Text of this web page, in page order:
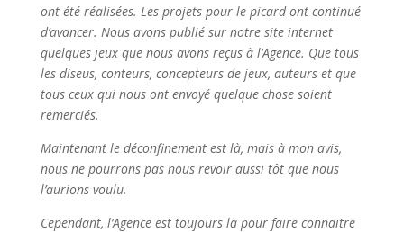
ont été réalisées. Les projets pour le picard ont continué
d’avancer. Nous avons publié sur notre site internet
quelques jeux que nous avons reçus à l’Agence. Que tous
les diseus, conteurs, concepteurs de jeux, auteurs et que
tous ceux qui nous ont envoyé quelque chose soient
remerciés.
Maintenant le déconfinement est là, mais à mon avis,
nous ne pourrons pas nous revoir aussi tôt que nous
l’aurions voulu.
Cependant, l’Agence est toujours là pour faire connaitre